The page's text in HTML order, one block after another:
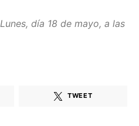
Lunes, día 18 de mayo, a las
TWEET